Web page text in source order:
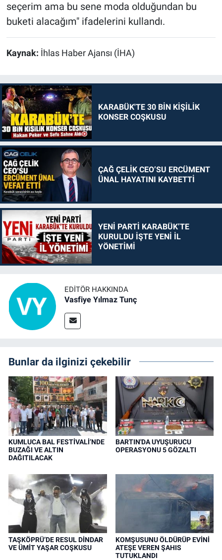
seçerim ama bu sene moda olduğundan bu
buketi alacağım" ifadelerini kullandı.
Kaynak: İhlas Haber Ajansı (İHA)
KARABÜK'TE 30 BİN KİŞİLİK
KONSER COŞKUSU
ÇAĞ ÇELİK CEO’SU ERCÜMENT
ÜNAL HAYATINI KAYBETTİ
YENİ PARTİ KARABÜK’TE
KURULDU İŞTE YENİ İL
YÖNETİMİ
EDITÖR HAKKINDA
Vasfiye Yılmaz Tunç
Bunlar da ilginizi çekebilir
KUMLUCA BAL FESTİVALİ’NDE
BUZAĞI VE ALTIN
DAĞITILACAK
BARTIN'DA UYUŞURUCU
OPERASYONU 5 GÖZALTI
TAŞKÖPRÜ’DE RESUL DİNDAR
VE ÜMİT YAŞAR COŞKUSU
KOMŞUSUNU ÖLDÜRÜP EVİNİ
ATEŞE VEREN ŞAHIS
TUTUKLANDI